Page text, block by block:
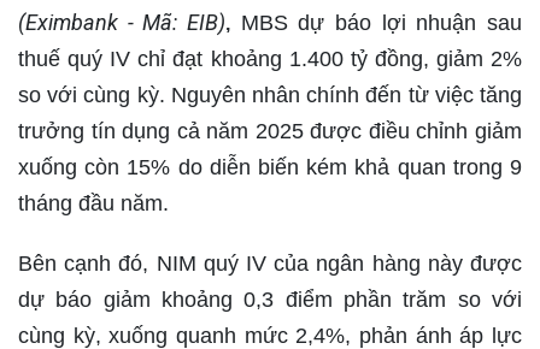
(Eximbank - Mã: EIB), MBS dự báo lợi nhuận sau
thuế quý IV chỉ đạt khoảng 1.400 tỷ đồng, giảm 2%
so với cùng kỳ. Nguyên nhân chính đến từ việc tăng
trưởng tín dụng cả năm 2025 được điều chỉnh giảm
xuống còn 15% do diễn biến kém khả quan trong 9
tháng đầu năm.
Bên cạnh đó, NIM quý IV của ngân hàng này được
dự báo giảm khoảng 0,3 điểm phần trăm so với
cùng kỳ, xuống quanh mức 2,4%, phản ánh áp lực